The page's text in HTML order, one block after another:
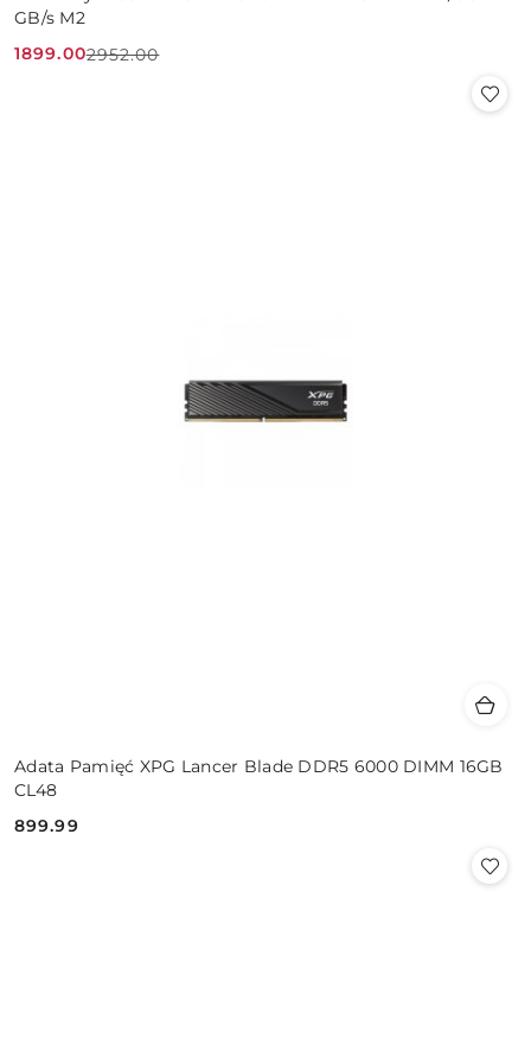
GB/s M2
Cena
1899.00
Cena
2952.00
Adata Pamięć XPG Lancer Blade DDR5 6000 DIMM 16GB
CL48
Cena:
899.99